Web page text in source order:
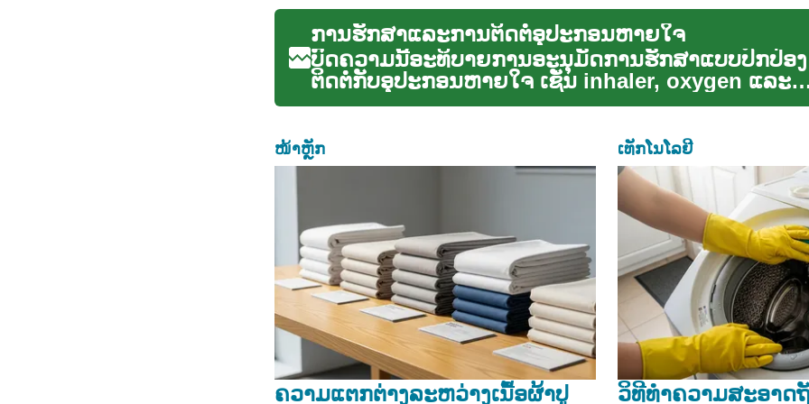
ການຮັກສາແລະການຕິດຕໍ່ອຸປະກອນຫາຍໃຈ
ບົດຄວາມນີ້ອະທິບາຍການອະນຸມັດການຮັກສາແບບປົກປ່ອ
ຕິດຕໍ່ກັບອຸປະກອນຫາຍໃຈ ເຊັ່ນ inhaler, oxygen ແລະ
rehabilitation ເພ...
ໜ້າຫຼັກ
ຄວາມແຕກຕ່າງລະຫວ່າງເນື້ອຜ້າປູ
ເທັກໂນໂລຢີ
ວິທີທຳຄວາມສະອາດ